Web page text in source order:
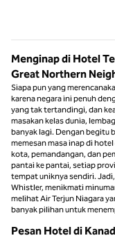
Menginap di Hotel
Great Northern
Siapa pun yang
karena negara ini penuh
yang tak tertandingi, dan
masakan kelas dunia,
banyak lagi. Dengan begitu
memesan masa inap di
kota, pemandangan, dan
pantai ke pantai, setiap
tempat uniknya sendiri.
Whistler, menikmati
melihat Air Terjun Niagara
banyak pilihan untuk
Pesan Hotel di